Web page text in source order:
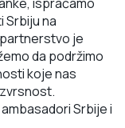
na
je
da podržimo
koje nas
Srbije i